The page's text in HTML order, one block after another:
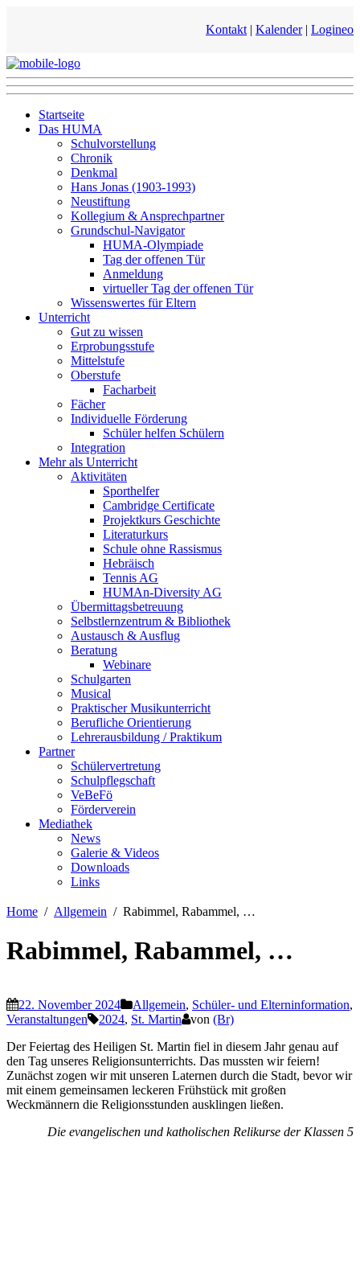
Kontakt | Kalender| Logineo
Startseite
Das HUMA
Schulvorstellung
Chronik
Denkmal
Hans Jonas (1903-1993)
Neustiftung
Kollegium & Ansprechpartner
Grundschul-Navigator
HUMA-Olympiade
Tag der offenen Tür
Anmeldung
virtueller Tag der offenen Tür
Wissenswertes für Eltern
Unterricht
Gut zu wissen
Erprobungsstufe
Mittelstufe
Oberstufe
Facharbeit
Fächer
Individuelle Förderung
Schüler helfen Schülern
Integration
Mehr als Unterricht
Aktivitäten
Sporthelfer
Cambridge Certificate
Projektkurs Geschichte
Literaturkurs
Schule ohne Rassismus
Hebräisch
Tennis AG
HUMAn-Diversity AG
Übermittagsbetreuung
Selbstlernzentrum & Bibliothek
Austausch & Ausflug
Beratung
Webinare
Schulgarten
Musical
Praktischer Musikunterricht
Berufliche Orientierung
Lehrerausbildung / Praktikum
Partner
Schülervertretung
Schulpflegschaft
VeBeFö
Förderverein
Mediathek
News
Galerie & Videos
Downloads
Links
Home Allgemein Rabimmel, Rabammel, …
Rabimmel, Rabammel, …
22. November 2024 Allgemein, Schüler- und Elterninformation,
Veranstaltungen
2024, St. Martin von (Br)
Der Feiertag des Heiligen St. Martin fiel in diesem Jahr genau auf
den Tag unseres Religionsunterrichts. Das mussten wir feiern!
Zunächst zogen wir mit unseren Laternen durch die Stadt, bevor wir
mit einem gemeinsamen leckeren Frühstück mit großen
Weckmännern die Religionsstunden ausklingen ließen.
Die evangelischen und katholischen Relikurse der Klassen 5